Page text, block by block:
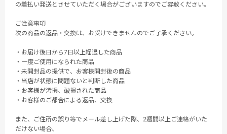
の着払い発送とさせていただく場合がございますのでご容赦ください。
ご注意事項
次の商品の返品・交換は、お受けできませんのでご了承ください。
・お届け後日から7日以上経過した商品
・一度ご使用になられた商品
・未開封品の提供で、お客様開封後の商品
・当店が状態に問題ないと判断した商品
・お客様が汚損、破損された商品
・お客様のご都合による返品、交換
また、ご住所の誤り等でメール差し上げた際、2週間以上ご連絡がいた
だけない場合、